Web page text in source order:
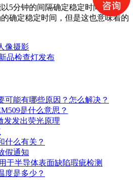
5分钟的间隔确定稳定时间。更频
确定稳定时间，但是这也意味着的
像摄影
品检查灯发布
可能有哪些原因？怎么解决？
是什么意思？
发发出荧光原理
什么有关？
假通知
于半导体表面缺陷瑕疵检测
度是多少？